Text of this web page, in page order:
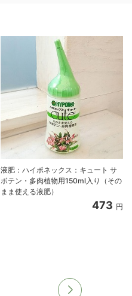
液肥：ハイポネックス：キュート サ
ボテン・多肉植物用150ml入り（その
まま使える液肥）
473 円